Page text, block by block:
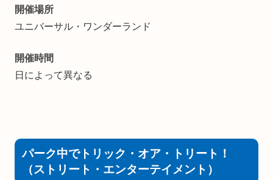
開催場所
ユニバーサル・ワンダーランド
開催時間
日によって異なる
パーク中でトリック・オア・トリート！
（ストリート・エンターテイメント）